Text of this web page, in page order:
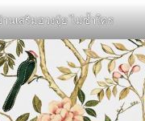
นเสริมฮวงจุ้ย ไม่ซ้ำใคร